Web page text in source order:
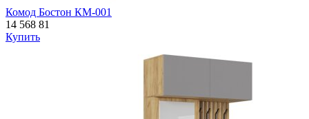
Комод Бостон КМ-001
14 568 81
Купить